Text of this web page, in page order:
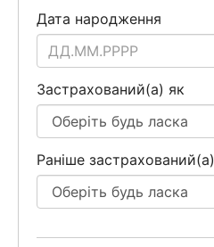
Дата народження
Застрахований(а) як
Раніше застрахований(а)